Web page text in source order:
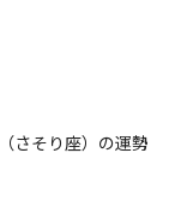
さそり座）の運勢